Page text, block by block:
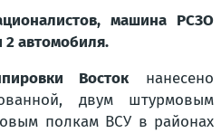
машина РСЗО
автомобиля.
Востокнанесено
двум штурмовым
полкам ВСУ в районах